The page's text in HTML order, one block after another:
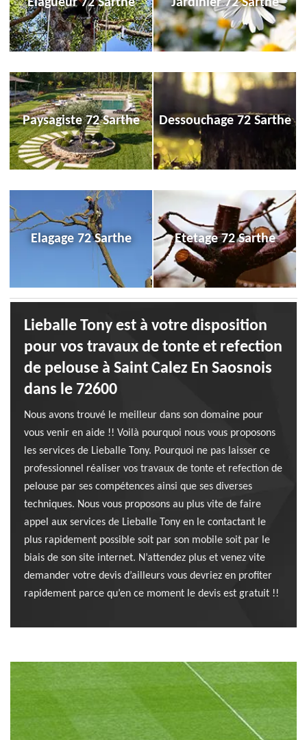
Elagueur 72 Sarthe Jardinier 72 Sarthe
Paysagiste 72 Sarthe Dessouchage 72 Sarthe
Elagage 72 Sarthe Etetage 72 Sarthe
Lieballe Tony est à votre disposition
pour vos travaux de tonte et refection
de pelouse à Saint Calez En Saosnois
dans le 72600
Nous avons trouvé le meilleur dans son domaine pour
vous venir en aide !! Voilà pourquoi nous vous proposons
les services de Lieballe Tony. Pourquoi ne pas laisser ce
professionnel réaliser vos travaux de tonte et refection de
pelouse par ses compétences ainsi que ses diverses
techniques. Nous vous proposons au plus vite de faire
appel aux services de Lieballe Tony en le contactant le
plus rapidement possible soit par son mobile soit par le
biais de son site internet. N’attendez plus et venez vite
demander votre devis d’ailleurs vous devriez en profiter
rapidement parce qu’en ce moment le devis est gratuit !!